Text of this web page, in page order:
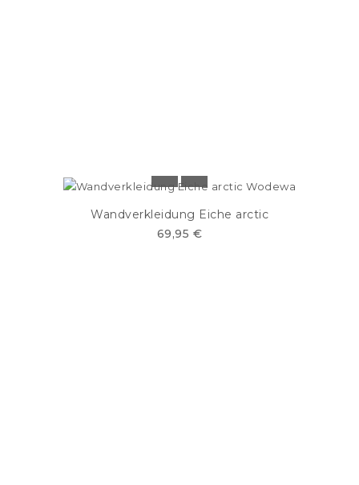
Wandverkleidung Eiche arctic
69,95 €